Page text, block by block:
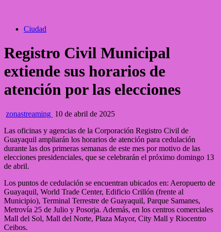
Ciudad
Registro Civil Municipal
extiende sus horarios de
atención por las elecciones
zonastreaming 10 de abril de 2025
Las oficinas y agencias de la Corporación Registro Civil de
Guayaquil ampliarán los horarios de atención para cedulación
durante las dos primeras semanas de este mes por motivo de las
elecciones presidenciales, que se celebrarán el próximo domingo 13
de abril.
Los puntos de cedulación se encuentran ubicados en: Aeropuerto de
Guayaquil, World Trade Center, Edificio Crillón (frente al
Municipio), Terminal Terrestre de Guayaquil, Parque Samanes,
Metrovía 25 de Julio y Posorja. Además, en los centros comerciales
Mall del Sol, Mall del Norte, Plaza Mayor, City Mall y Riocentro
Ceibos.